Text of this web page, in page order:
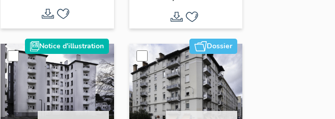
Notice d'illustration Dossier